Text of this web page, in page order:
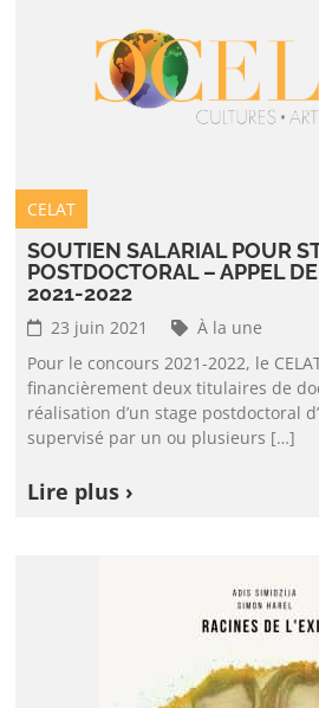
CELAT
SOUTIEN SALARIAL POUR
POSTDOCTORAL – APPEL
2021-2022
23 juin 2021
À la une
Pour le concours 2021-2022, le
financièrement deux titulaires de
réalisation d’un stage postdoctoral
supervisé par un ou plusieurs […]
Lire plus ›